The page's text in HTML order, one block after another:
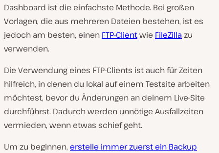
Dashboard ist die einfachste Methode. Bei großen
Vorlagen, die aus mehreren Dateien bestehen, ist es
jedoch am besten, einen FTP-Clientwie FileZillazu
verwenden.
Die Verwendung eines FTP-Clients ist auch für Zeiten
hilfreich, in denen du lokal auf einem Testsite arbeiten
möchtest, bevor du Änderungen an deinem Live-Site
durchführst. Dadurch werden unnötige Ausfallzeiten
vermieden, wenn etwas schief geht.
Um zu beginnen, erstelle immer zuerst ein Backup